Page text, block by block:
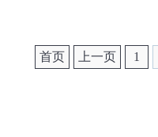
首页 上一页 1